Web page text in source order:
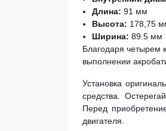
Длина: 91 мм
Высота: 178,75
Ширина: 89.5 мм
Благодаря четырем
выполнении
Установка
средства.
Перед
двигателя.